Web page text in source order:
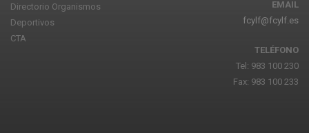
Directorio Organismos
Deportivos
CTA
EMAIL
fcylf@fcylf.es
TELÉFONO
Tel: 983 100 230
Fax: 983 100 233